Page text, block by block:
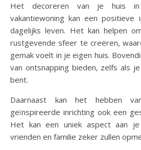
Het decoreren van je huis
vakantiewoning kan een positieve
dagelijks leven. Het kan helpen
rustgevende sfeer te creëren,
gemak voelt in je eigen huis.
van ontsnapping bieden, zelfs als
bent.
Daarnaast kan het hebben
geïnspireerde inrichting ook een
Het kan een uniek aspect aan
vrienden en familie zeker zullen